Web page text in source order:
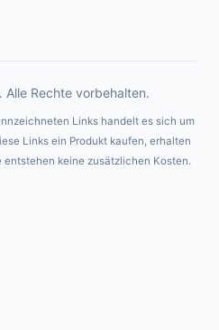
Rechte vorbehalten.
Links handelt es sich um
Links ein Produkt kaufen, erhalten
entstehen keine zusätzlichen Kosten.